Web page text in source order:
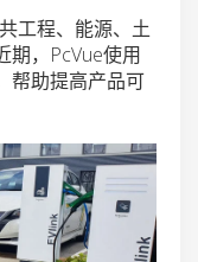
工程、能源、土
期，PcVue使用
帮助提高产品可